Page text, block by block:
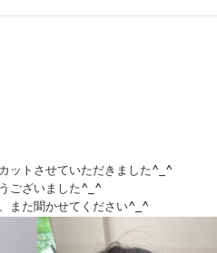
ットさせていただきました^_^
ございました^_^
また聞かせてください^_^